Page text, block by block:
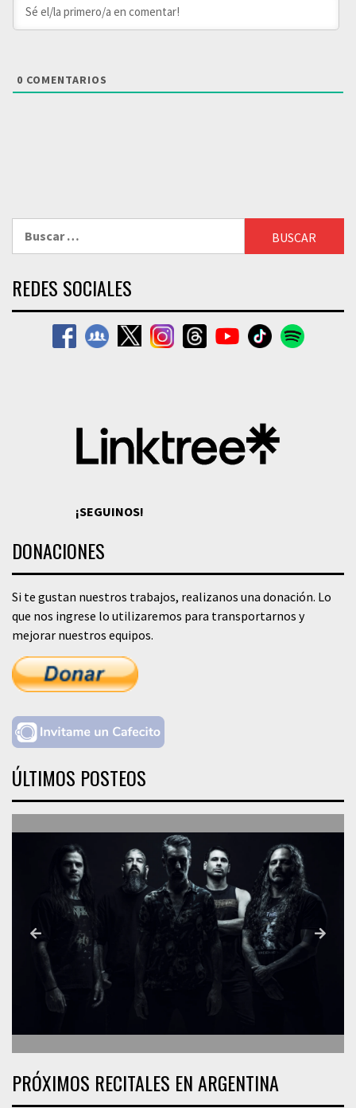
0 COMENTARIOS
REDES SOCIALES
¡SEGUINOS!
DONACIONES
Si te gustan nuestros trabajos, realizanos una donación. Lo
que nos ingrese lo utilizaremos para transportarnos y
mejorar nuestros equipos.
ÚLTIMOS POSTEOS
PRÓXIMOS RECITALES EN ARGENTINA